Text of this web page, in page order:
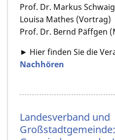
Prof. Dr. Markus
Louisa Mathes (Vortrag)
Prof. Dr. Bernd Päffgen
► Hier finden Sie die
Nachhören
Landesverband und